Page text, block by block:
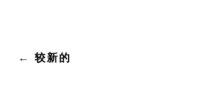
文
← 较新的